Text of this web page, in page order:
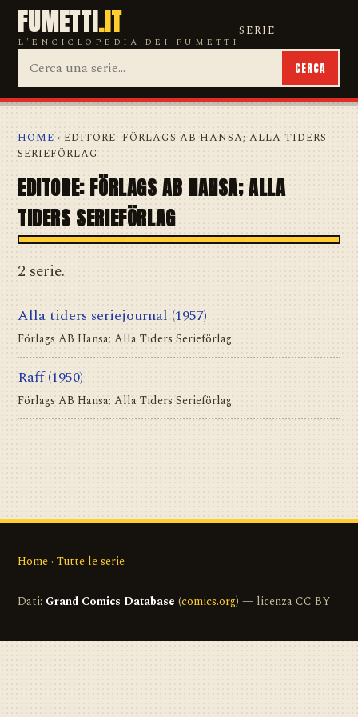
FUMETTI.IT
L'ENCICLOPEDIA DEI FUMETTI
SERIE
CERCA
HOME › EDITORE: FÖRLAGS AB HANSA; ALLA TIDERS
SERIEFÖRLAG
EDITORE: FÖRLAGS AB HANSA; ALLA
TIDERS SERIEFÖRLAG
2 serie.
Alla tiders seriejournal (1957)
Förlags AB Hansa; Alla Tiders Serieförlag
Raff (1950)
Förlags AB Hansa; Alla Tiders Serieförlag
Home · Tutte le serie
Dati: Grand Comics Database (comics.org) — licenza CC BY